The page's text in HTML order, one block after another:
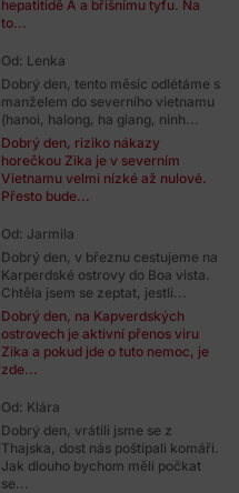
hepatitidě A a břišnímu tyfu. Na
to...
Od: Lenka
Dobrý den, tento měsíc odlétáme s
manželem do severního vietnamu
(hanoi, halong, ha giang, ninh...
Dobrý den, riziko nákazy
horečkou Zika je v severním
Vietnamu velmi nízké až nulové.
Přesto bude...
Od: Jarmila
Dobrý den, v březnu cestujeme na
Karperdské ostrovy do Boa vista.
Chtěla jsem se zeptat, jestli...
Dobrý den, na Kapverdských
ostrovech je aktivní přenos viru
Zika a pokud jde o tuto nemoc, je
zde...
Od: Klára
Dobrý den, vrátili jsme se z
Thajska, dost nás poštípali komáři.
Jak dlouho bychom měli počkat
se...